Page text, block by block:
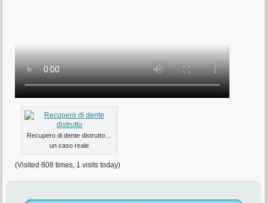
Recupero di dente distrutto…
un caso reale
(Visited 808 times, 1 visits today)